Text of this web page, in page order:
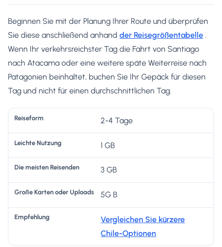
Beginnen Sie mit der Planung Ihrer Route und überprüfen
Sie diese anschließend anhand der Reisegrößentabelle .
Wenn Ihr verkehrsreichster Tag die Fahrt von Santiago
nach Atacama oder eine weitere späte Weiterreise nach
Patagonien beinhaltet, buchen Sie Ihr Gepäck für diesen
Tag und nicht für einen durchschnittlichen Tag.
R
L
e
i
c
m
n
r
K
n
m
f
2-4 Tage
1 GB
3 GB
5G B
Vergleichen Sie kürzere
Chile-Optionen